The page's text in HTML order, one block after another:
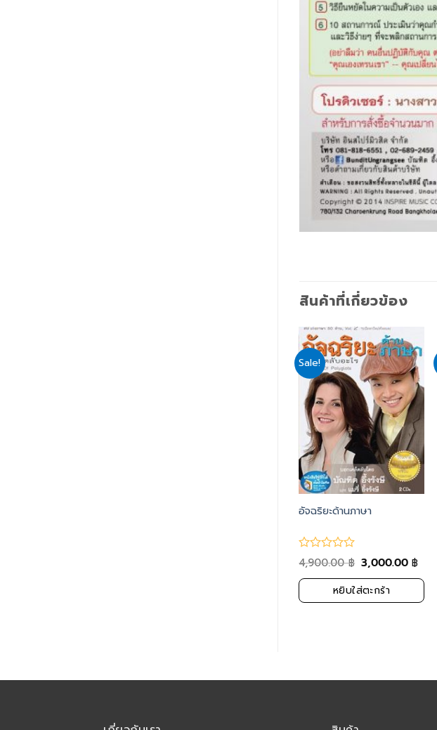
สินค้าที่เกี่ยวข้อง
Sale!
Add
to
wishlist
อัจฉริยะด้านภาษา
4,900.00฿ 3,000.00฿
หยิบใส่ตะกร้า